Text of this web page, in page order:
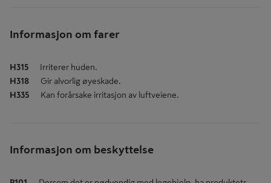
Informasjon om farer
H315
Irriterer huden.
H318
Gir alvorlig øyeskade.
H335
Kan forårsake irritasjon av luftveiene.
Informasjon om beskyttelse